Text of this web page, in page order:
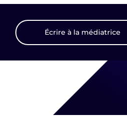
Écrire à la médiatrice